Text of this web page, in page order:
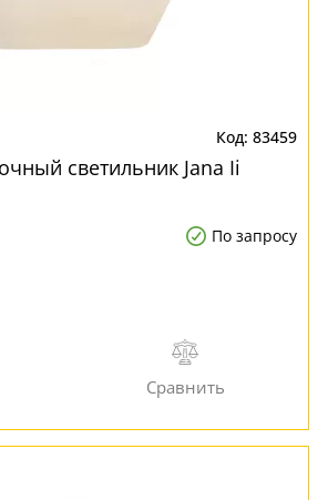
83459
светильник Jana Ii
По запросу